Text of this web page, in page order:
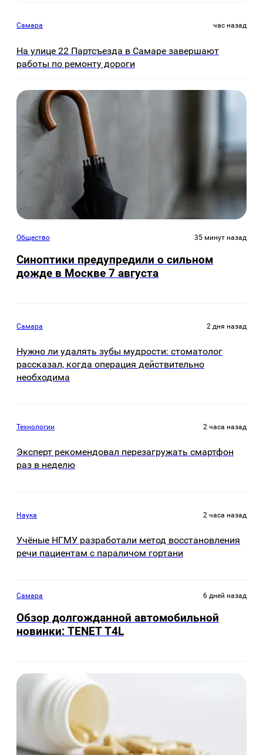
Самара час назад
На улице 22 Партсъезда в Самаре завершают
работы по ремонту дороги
Общество 35 минут назад
Синоптики предупредили о сильном
дожде в Москве 7 августа
Самара 2 дня назад
Нужно ли удалять зубы мудрости: стоматолог
рассказал, когда операция действительно
необходима
Технологии 2 часа назад
Эксперт рекомендовал перезагружать смартфон
раз в неделю
Наука 2 часа назад
Учёные НГМУ разработали метод восстановления
речи пациентам с параличом гортани
Самара 6 дней назад
Обзор долгожданной автомобильной
новинки: TENET Т4L